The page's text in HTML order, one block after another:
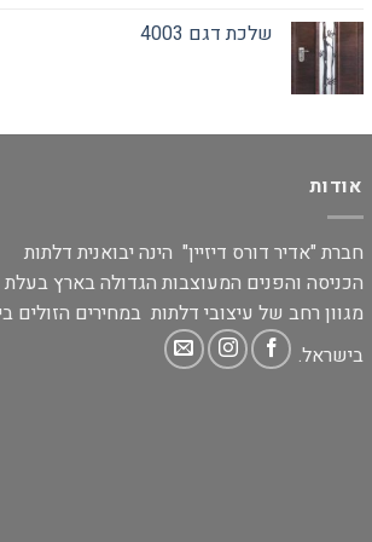
שלכת דגם 4003
אודות
חברת "אדיר דורס דיזיין" הינה יבואנית דלתות
הכניסה והפנים המעוצבות הגדולה בארץ בעלת
מגוון רחב של עיצובי דלתות במחירים הזולים
בישראל.